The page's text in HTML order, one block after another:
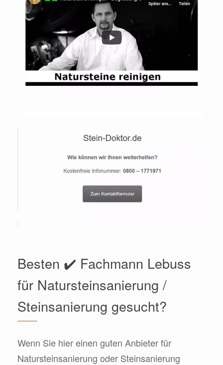
Besten ✔️ Fachmann Lebuss
für Natursteinsanierung /
Steinsanierung gesucht?
Wenn Sie hier einen guten Anbieter für
Natursteinsanierung oder Steinsanierung